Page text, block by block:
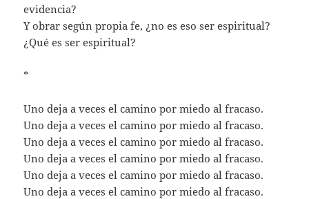
evidencia?
Y obrar según propia fe, ¿no es eso ser espiritual?
¿Qué es ser espiritual?
*
Uno deja a veces el camino por miedo al fracaso.
Uno deja a veces el camino por miedo al fracaso.
Uno deja a veces el camino por miedo al fracaso.
Uno deja a veces el camino por miedo al fracaso.
Uno deja a veces el camino por miedo al fracaso.
Uno deja a veces el camino por miedo al fracaso.